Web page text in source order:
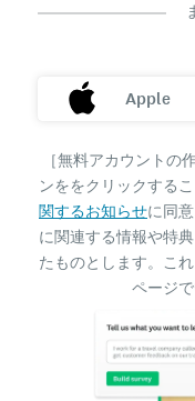
Apple
［無料アカウントの
ンををクリックするこ
関するお知らせに同
に関連する情報や特
たものとします。こ
ページ